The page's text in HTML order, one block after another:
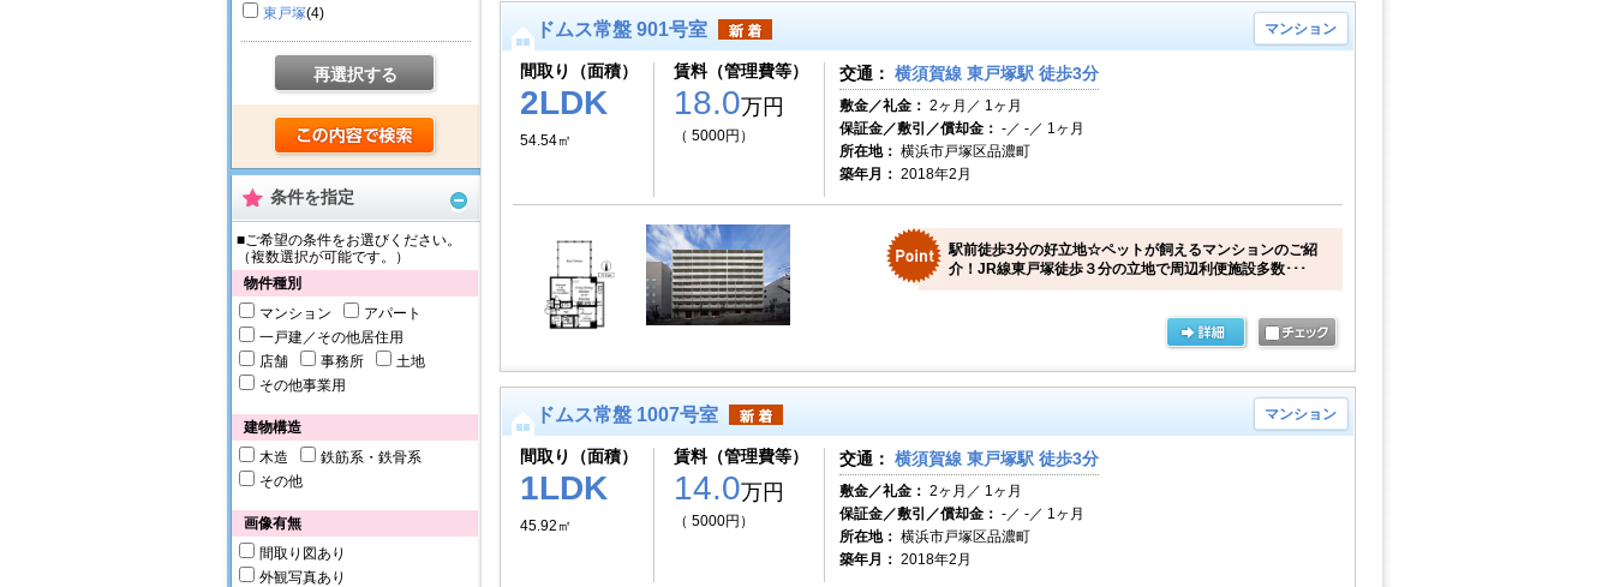
東戸塚(4)
再選択する
条件を指定
■ご希望の条件をお選びください。
（複数選択が可能です。）
物件種別
マンション
アパート
一戸建／その他居住用
店舗
事務所
土地
その他事業用
建物構造
木造
鉄筋系・鉄骨系
その他
画像有無
間取り図あり
外観写真あり
ドムス常盤 901号室 マンション
間取り（面積）
2LDK
54.54㎡
賃料（管理費等）
18.0万円
（ 5000円）
交通： 横須賀線 東戸塚駅 徒歩3分
敷金／礼金： 2ヶ月／ 1ヶ月
保証金／敷引／償却金： -／ -／ 1ヶ月
所在地： 横浜市戸塚区品濃町
築年月： 2018年2月
駅前徒歩3分の好立地☆ペットが飼えるマンションのご紹
介！JR線東戸塚徒歩３分の立地で周辺利便施設多数･･･
ドムス常盤 1007号室 マンション
間取り（面積）
1LDK
45.92㎡
賃料（管理費等）
14.0万円
（ 5000円）
交通： 横須賀線 東戸塚駅 徒歩3分
敷金／礼金： 2ヶ月／ 1ヶ月
保証金／敷引／償却金： -／ -／ 1ヶ月
所在地： 横浜市戸塚区品濃町
築年月： 2018年2月